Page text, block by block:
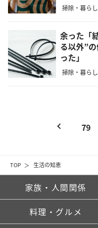
TOP 生活の知恵
掃除・暮らし
余った「
る以外”
った」
掃除・暮らし
79
家族・人間関係
料理・グルメ